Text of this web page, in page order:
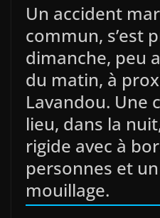
Un accident
commun, s’est
dimanche, peu
du matin, à
Lavandou. Une
lieu, dans la
rigide avec à
personnes et
mouillage.